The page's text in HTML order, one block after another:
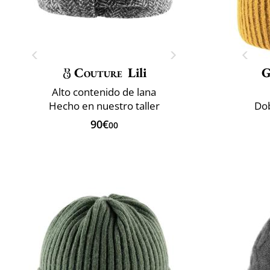
Couture Lili
Alto contenido de lana
Hecho en nuestro taller
90€00